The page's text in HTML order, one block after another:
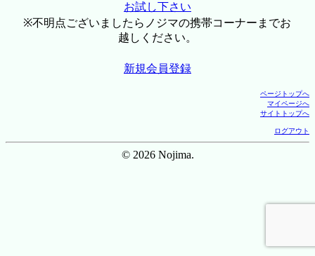
お試し下さい
※不明点ございましたらノジマの携帯コーナーまでお
越しください。
新規会員登録
ページトップへ
マイページへ
サイトトップへ
ログアウト
© 2026 Nojima.